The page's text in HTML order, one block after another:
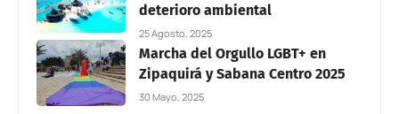
deterioro ambiental
25 Agosto, 2025
Marcha del Orgullo LGBT+ en
Zipaquirá y Sabana Centro 2025
30 Mayo, 2025